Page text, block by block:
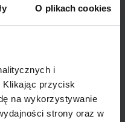
O plikach cookies
i
Klikając przycisk
na wykorzystywanie
strony oraz w
od: Aerolíneas
z siedzibą w